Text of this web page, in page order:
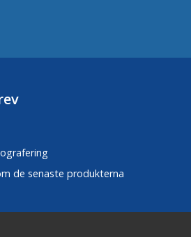
de senaste produkterna